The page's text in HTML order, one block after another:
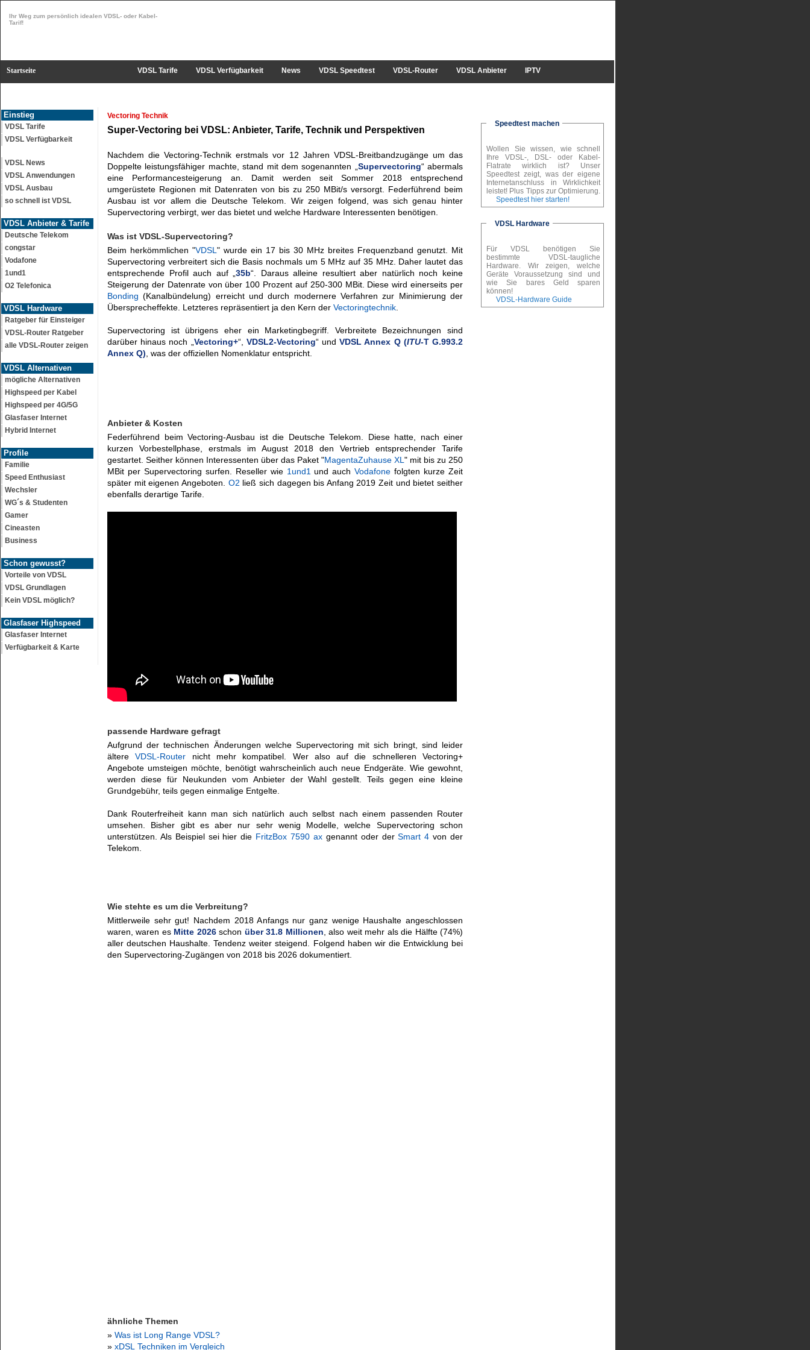
Ihr Weg zum persönlich idealen VDSL- oder Kabel-
Tarif!
Startseite VDSL Tarife VDSL Verfügbarkeit News VDSL Speedtest VDSL-Router VDSL Anbieter IPTV
Einstieg
VDSL Tarife
VDSL Verfügbarkeit
VDSL News
VDSL Anwendungen
VDSL Ausbau
so schnell ist VDSL
VDSL Anbieter & Tarife
Deutsche Telekom
congstar
Vodafone
1und1
O2 Telefonica
VDSL Hardware
Ratgeber für Einsteiger
VDSL-Router Ratgeber
alle VDSL-Router zeigen
VDSL Alternativen
mögliche Alternativen
Highspeed per Kabel
Highspeed per 4G/5G
Glasfaser Internet
Hybrid Internet
Profile
Familie
Speed Enthusiast
Wechsler
WG´s & Studenten
Gamer
Cineasten
Business
Schon gewusst?
Vorteile von VDSL
VDSL Grundlagen
Kein VDSL möglich?
Glasfaser Highspeed
Glasfaser Internet
Verfügbarkeit & Karte
Vectoring Technik
Super-Vectoring bei VDSL: Anbieter, Tarife, Technik und Perspektiven
Nachdem die Vectoring-Technik erstmals vor 12 Jahren VDSL-Breitbandzugänge um das
Doppelte leistungsfähiger machte, stand mit dem sogenannten „ Supervectoring“ abermals
eine Performancesteigerung an. Damit werden seit Sommer 2018 entsprechend
umgerüstete Regionen mit Datenraten von bis zu 250 MBit/s versorgt. Federführend beim
Ausbau ist vor allem die Deutsche Telekom. Wir zeigen folgend, was sich genau hinter
Supervectoring verbirgt, wer das bietet und welche Hardware Interessenten benötigen.
Was ist VDSL-Supervectoring?
Beim herkömmlichen "VDSL " wurde ein 17 bis 30 MHz breites Frequenzband genutzt. Mit
Supervectoring verbreitert sich die Basis nochmals um 5 MHz auf 35 MHz. Daher lautet das
entsprechende Profil auch auf „35b“. Daraus alleine resultiert aber natürlich noch keine
Steigerung der Datenrate von über 100 Prozent auf 250-300 MBit. Diese wird einerseits per
Bonding (Kanalbündelung) erreicht und durch modernere Verfahren zur Minimierung der
Übersprecheffekte. Letzteres repräsentiert ja den Kern der Vectoringtechnik
Supervectoring ist übrigens eher ein Marketingbegriff. Verbreitete Bezeichnungen sind
darüber hinaus noch „ Vectoring+“, VDSL2-Vectoring“ undVDSL Annex Q (ITU-T G.993.2
Annex Q) , was der offiziellen Nomenklatur entspricht.
Anbieter & Kosten
Federführend beim Vectoring-Ausbau ist die Deutsche Telekom. Diese hatte, nach einer
kurzen Vorbestellphase, erstmals im August 2018 den Vertrieb entsprechender Tarife
gestartet. Seither können Interessenten über das Paket "MagentaZuhause XL " mit bis zu 250
MBit per Supervectoring surfen. Reseller wie 1und1 und auchVodafone folgten kurze Zeit
später mit eigenen Angeboten. O2 ließ sich dagegen bis Anfang 2019 Zeit und bietet seither
ebenfalls derartige Tarife.
passende Hardware gefragt
Aufgrund der technischen Änderungen welche Supervectoring mit sich bringt, sind leider
ältereVDSL-Router nicht mehr kompatibel. Wer also auf die schnelleren Vectoring+
Angebote umsteigen möchte, benötigt wahrscheinlich auch neue Endgeräte. Wie gewohnt,
werden diese für Neukunden vom Anbieter der Wahl gestellt. Teils gegen eine kleine
Grundgebühr, teils gegen einmalige Entgelte.
Dank Routerfreiheit kann man sich natürlich auch selbst nach einem passenden Router
umsehen. Bisher gibt es aber nur sehr wenig Modelle, welche Supervectoring schon
unterstützen. Als Beispiel sei hier die FritzBox 7590 axgenannt oder derSmart 4 von der
Telekom.
Wie stehte es um die Verbreitung?
Mittlerweile sehr gut! Nachdem 2018 Anfangs nur ganz wenige Haushalte angeschlossen
waren, waren es Mitte 2026schon über 31.8 Millionen , also weit mehr als die Hälfte (74%)
aller deutschen Haushalte. Tendenz weiter steigend. Folgend haben wir die Entwicklung bei
den Supervectoring-Zugängen von 2018 bis 2026 dokumentiert.
ähnliche Themen
» Was ist Long Range VDSL?
» xDSL Techniken im Vergleich
Speedtest machen
Wollen Sie wissen, wie schnell
Ihre VDSL-, DSL- oder Kabel-
Flatrate wirklich ist? Unser
Speedtest zeigt, was der eigene
Internetanschluss in Wirklichkeit
leistet! Plus Tipps zur Optimierung.
Speedtest hier starten!
VDSL Hardware
Für VDSL benötigen Sie
bestimmte VDSL-taugliche
Hardware. Wir zeigen, welche
Geräte Voraussetzung sind und
wie Sie bares Geld sparen
können!
VDSL-Hardware Guide